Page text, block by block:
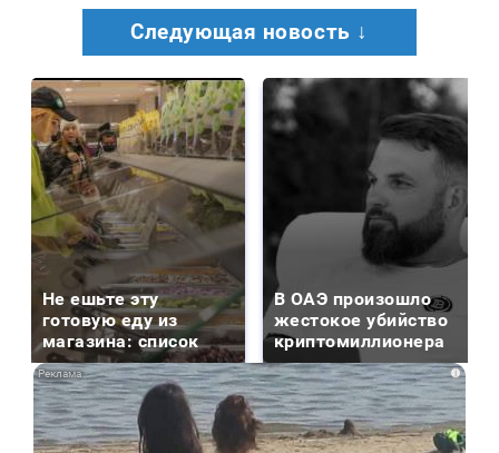
Следующая новость ↓
Не ешьте эту
готовую еду из
магазина: список
В ОАЭ произошло
жестокое убийство
криптомиллионера
i